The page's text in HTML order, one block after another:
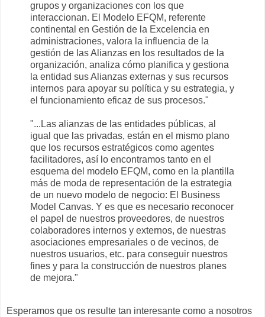
grupos y organizaciones con los que
interaccionan. El Modelo EFQM, referente
continental en Gestión de la Excelencia en
administraciones, valora la influencia de la
gestión de las Alianzas en los resultados de la
organización, analiza cómo planifica y gestiona
la entidad sus Alianzas externas y sus recursos
internos para apoyar su política y su estrategia, y
el funcionamiento eficaz de sus procesos."
"...Las alianzas de las entidades públicas, al
igual que las privadas, están en el mismo plano
que los recursos estratégicos como agentes
facilitadores, así lo encontramos tanto en el
esquema del modelo EFQM, como en la plantilla
más de moda de representación de la estrategia
de un nuevo modelo de negocio: El Business
Model Canvas. Y es que es necesario reconocer
el papel de nuestros proveedores, de nuestros
colaboradores internos y externos, de nuestras
asociaciones empresariales o de vecinos, de
nuestros usuarios, etc. para conseguir nuestros
fines y para la construcción de nuestros planes
de mejora."
Esperamos que os resulte tan interesante como a nosotros